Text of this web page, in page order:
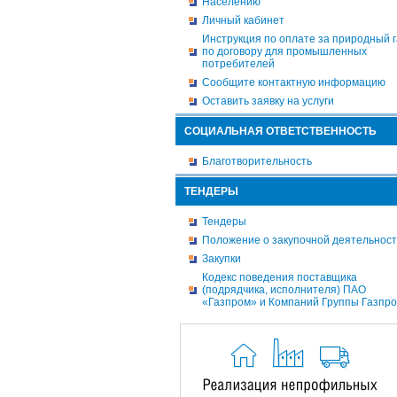
Личный кабинет
Инструкция по оплате за природный
по договору для промышленных
потребителей
Сообщите контактную информацию
Оставить заявку на услуги
СОЦИАЛЬНАЯ ОТВЕТСТВЕННОСТЬ
Благотворительность
ТЕНДЕРЫ
Тендеры
Положение о закупочной
Закупки
Кодекс поведения поставщика
(подрядчика, исполнителя) ПАО
«Газпром» и Компаний Группы